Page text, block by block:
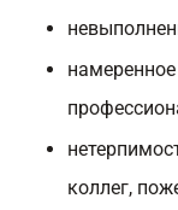
коллег,